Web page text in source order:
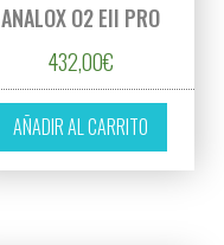
ANALOX O2 EII PRO
432,00€
AÑADIR AL CARRITO